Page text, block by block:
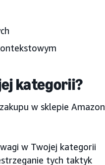
kategorii?
w sklepie Amazon
w Twojej kategorii
tych taktyk